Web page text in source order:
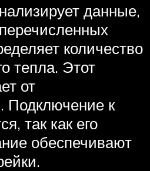
данные,
количество
тепла. Этот
от
Подключение к
так как его
обеспечивают